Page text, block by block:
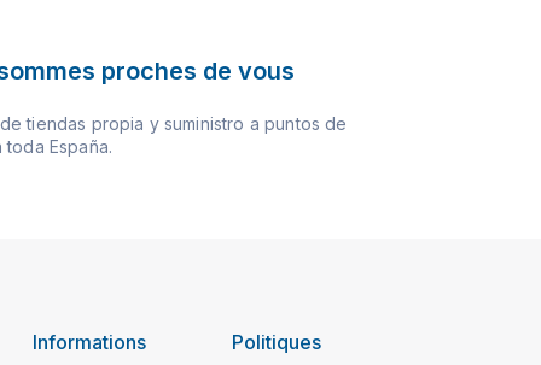
proches de vous
tiendas propia y suministro a puntos de
toda España.
Informations Politiques